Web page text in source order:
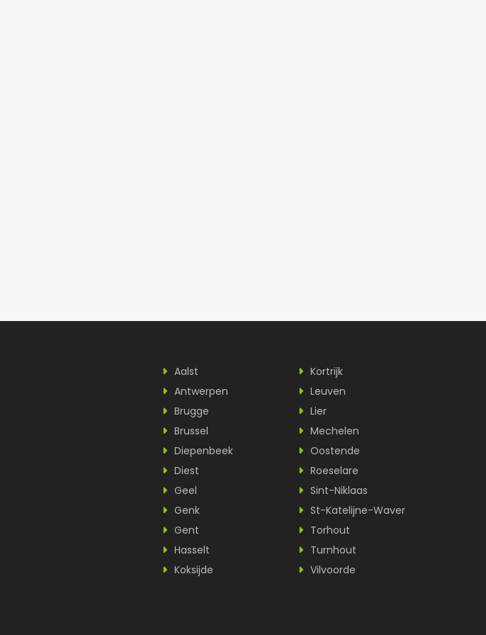
Aalst
Antwerpen
Brugge
Brussel
Diepenbeek
Diest
Geel
Genk
Gent
Hasselt
Koksijde
Kortrijk
Leuven
Lier
Mechelen
Oostende
Roeselare
Sint-Niklaas
St-Katelijne-Waver
Torhout
Turnhout
Vilvoorde